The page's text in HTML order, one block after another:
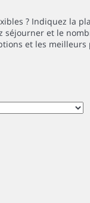
? Indiquez la
séjourner et le
et les